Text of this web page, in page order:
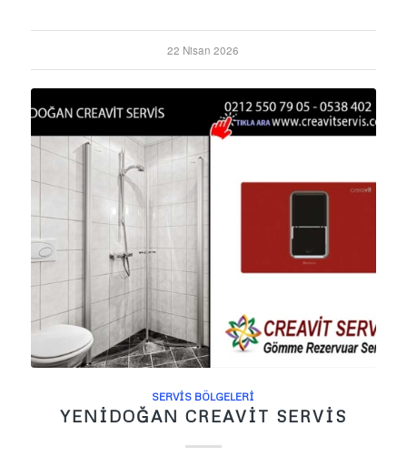
22 Nisan 2026
SERVIS BÖLGELERI
YENIDOĞAN CREAVIT SERVIS